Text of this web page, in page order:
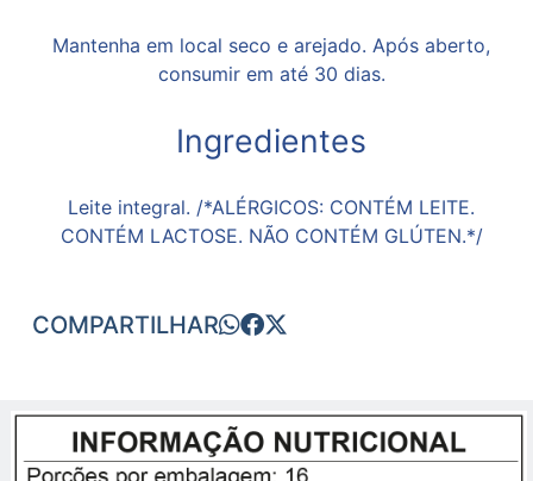
Mantenha em local seco e arejado. Após aberto,
consumir em até 30 dias.
Ingredientes
Leite integral. /*ALÉRGICOS: CONTÉM LEITE.
CONTÉM LACTOSE. NÃO CONTÉM GLÚTEN.*/
COMPARTILHAR